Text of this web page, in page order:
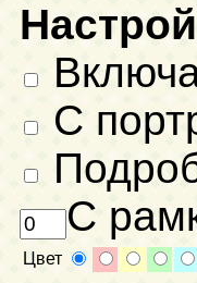
С
С
Цвет